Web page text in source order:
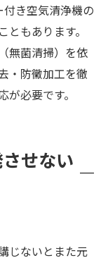
き空気清浄機の
もあります。
無菌清掃）を依
・防黴加工を徹
必要です。
せない
じないとまた元